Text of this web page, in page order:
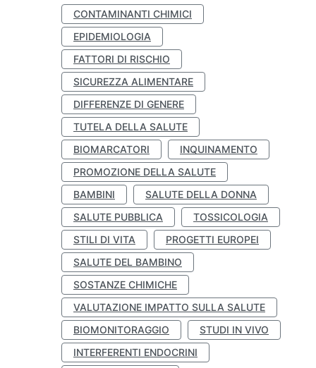
CONTAMINANTI CHIMICI
EPIDEMIOLOGIA
FATTORI DI RISCHIO
SICUREZZA ALIMENTARE
DIFFERENZE DI GENERE
TUTELA DELLA SALUTE
BIOMARCATORI
INQUINAMENTO
PROMOZIONE DELLA SALUTE
BAMBINI
SALUTE DELLA DONNA
SALUTE PUBBLICA
TOSSICOLOGIA
STILI DI VITA
PROGETTI EUROPEI
SALUTE DEL BAMBINO
SOSTANZE CHIMICHE
VALUTAZIONE IMPATTO SULLA SALUTE
BIOMONITORAGGIO
STUDI IN VIVO
INTERFERENTI ENDOCRINI